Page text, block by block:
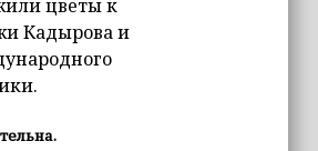
цветы к
Кадырова и